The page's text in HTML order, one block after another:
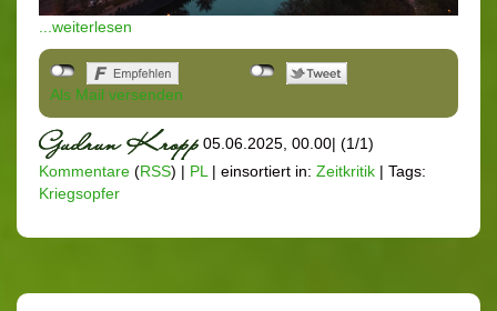
...weiterlesen
Als Mail versenden
05.06.2025, 00.00| (1/1)
Kommentare (RSS) | PL| einsortiert in: Zeitkritik | Tags:
Kriegsopfer